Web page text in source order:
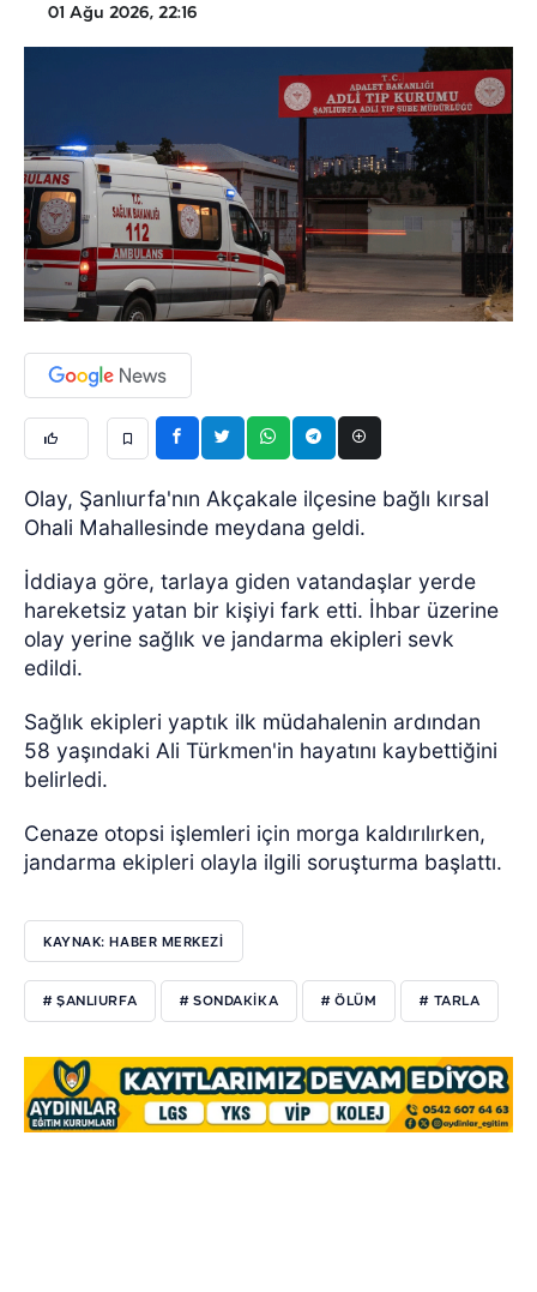
01 Ağu 2026, 22:16
Olay, Şanlıurfa'nın Akçakale ilçesine bağlı kırsal
Ohali Mahallesinde meydana geldi.
İddiaya göre, tarlaya giden vatandaşlar yerde
hareketsiz yatan bir kişiyi fark etti. İhbar üzerine
olay yerine sağlık ve jandarma ekipleri sevk
edildi.
Sağlık ekipleri yaptık ilk müdahalenin ardından
58 yaşındaki Ali Türkmen'in hayatını kaybettiğini
belirledi.
Cenaze otopsi işlemleri için morga kaldırılırken,
jandarma ekipleri olayla ilgili soruşturma başlattı.
KAYNAK: HABER MERKEZİ
# ŞANLIURFA # SONDAKIKA # ÖLÜM # TARLA